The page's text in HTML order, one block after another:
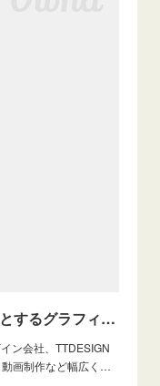
TTDESIGN：大阪・東京を拠点とするグラフィックデザイン会社
ン会社、TTDESIGN
画制作など幅広く…